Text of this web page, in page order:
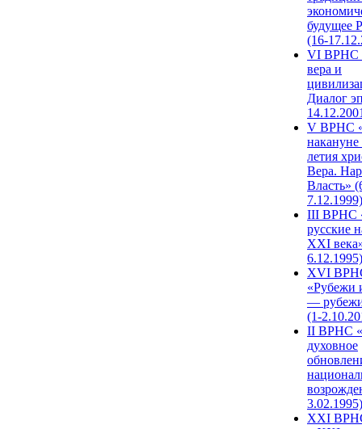
будущее
(16-
VI ВРНС
вера и
Диалог
V ВРНС
накануне
летия
Вера.
Власть»
7.12.1999)
III ВРНС
русские
XXI
6.12.1995)
XVI
«Рубежи
—
(1-
II ВРНС
духовное
3.02.1995)
XХI